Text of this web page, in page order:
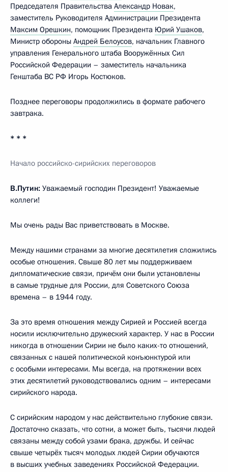
Председателя Правительства Александр Новак,
заместитель Руководителя Администрации Президента
Максим Орешкин, помощник Президента Юрий Ушаков,
Министр обороны Андрей Белоусов, начальник Главного
управления Генерального штаба Вооружённых Сил
Российской Федерации – заместитель начальника
Генштаба ВС РФ Игорь Костюков.
Позднее переговоры продолжились в формате рабочего
завтрака.
* * *
Начало российско-сирийских переговоров
В.Путин: Уважаемый господин Президент! Уважаемые
коллеги!
Мы очень рады Вас приветствовать в Москве.
Между нашими странами за многие десятилетия сложились
особые отношения. Свыше 80 лет мы поддерживаем
дипломатические связи, причём они были установлены
в самые трудные для России, для Советского Союза
времена – в 1944 году.
За это время отношения между Сирией и Россией всегда
носили исключительно дружеский характер. У нас в России
никогда в отношении Сирии не было каких-то отношений,
связанных с нашей политической конъюнктурой или
с особыми интересами. Мы всегда, на протяжении всех
этих десятилетий руководствовались одним – интересами
сирийского народа.
С сирийским народом у нас действительно глубокие связи.
Достаточно сказать, что сотни, а может быть, тысячи людей
связаны между собой узами брака, дружбы. И сейчас
свыше четырёх тысяч молодых людей Сирии обучаются
в высших учебных заведениях Российской Федерации.